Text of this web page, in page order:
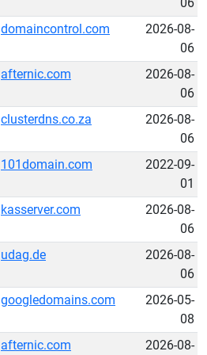
domaincontrol.com
2026-08-
06
afternic.com
2026-08-
06
clusterdns.co.za
2026-08-
06
101domain.com
2022-09-
01
kasserver.com
2026-08-
06
udag.de
2026-08-
06
googledomains.com
2026-05-
08
afternic.com 2026-08-